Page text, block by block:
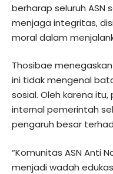
berharap seluruh ASN
menjaga integritas,
moral dalam
Thosibae
ini tidak mengenal
sosial. Oleh karena
internal pemerintah
pengaruh besar
“Komunitas ASN Anti
menjadi wadah